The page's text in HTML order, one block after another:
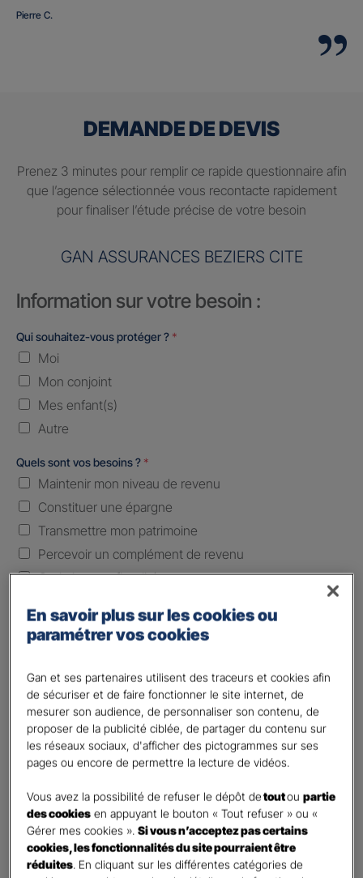
Pierre C.
DEMANDE DE DEVIS
Prenez 3 minutes pour remplir ce rapide questionnaire afin
que l’agence sélectionnée vous recontacte rapidement
pour finaliser l’étude précise de votre besoin
GAN ASSURANCES BEZIERS CITE
Information sur votre besoin :
Qui souhaitez-vous protéger ? *
Moi
Mon conjoint
Mes enfant(s)
Autre
Quels sont vos besoins ? *
Maintenir mon niveau de revenu
Constituer une épargne
Transmettre mon patrimoine
Percevoir un complément de revenu
Optimiser ma fiscalité
Plusieurs choix possibles
Etes-vous déjà client Gan assurances ?*
Oui
Non
Civilité*
Madame
Monsieur
Contact*
En savoir plus sur les cookies ou
paramétrer vos cookies
Gan et ses partenaires utilisent des traceurs et cookies afin
de sécuriser et de faire fonctionner le site internet, de
mesurer son audience, de personnaliser son contenu, de
proposer de la publicité ciblée, de partager du contenu sur
les réseaux sociaux, d'afficher des pictogrammes sur ses
pages ou encore de permettre la lecture de vidéos.
Vous avez la possibilité de refuser le dépôt detoutoupartie
des cookies en appuyant le bouton « Tout refuser » ou «
Gérer mes cookies ».Si vous n’acceptez pas certains
cookies, les fonctionnalités du site pourraient être
réduites. En cliquant sur les différentes catégories de